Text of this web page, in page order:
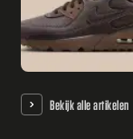
Bekijk alle artikelen